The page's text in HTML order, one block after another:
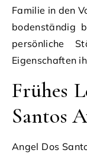
Familie in den
bodenständig
persönliche
Eigenschaften
Frühes
Santos
Angel Dos